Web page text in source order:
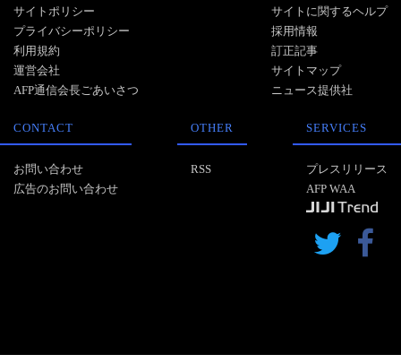
サイトポリシー
プライバシーポリシー
利用規約
運営会社
AFP通信会長ごあいさつ
サイトに関するヘルプ
採用情報
訂正記事
サイトマップ
ニュース提供社
CONTACT
お問い合わせ
広告のお問い合わせ
OTHER
RSS
SERVICES
プレスリリース
AFP WAA